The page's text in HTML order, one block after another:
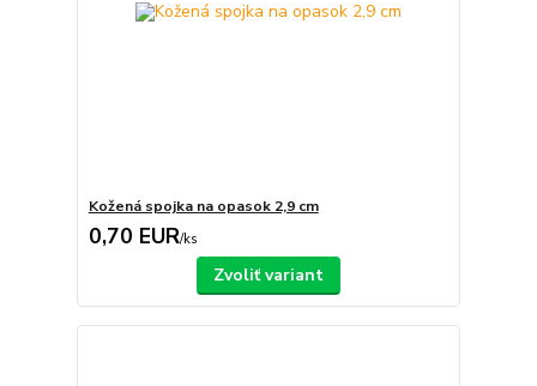
Kožená spojka na opasok 2,9 cm
0,70 EUR/ks
Zvoliť variant